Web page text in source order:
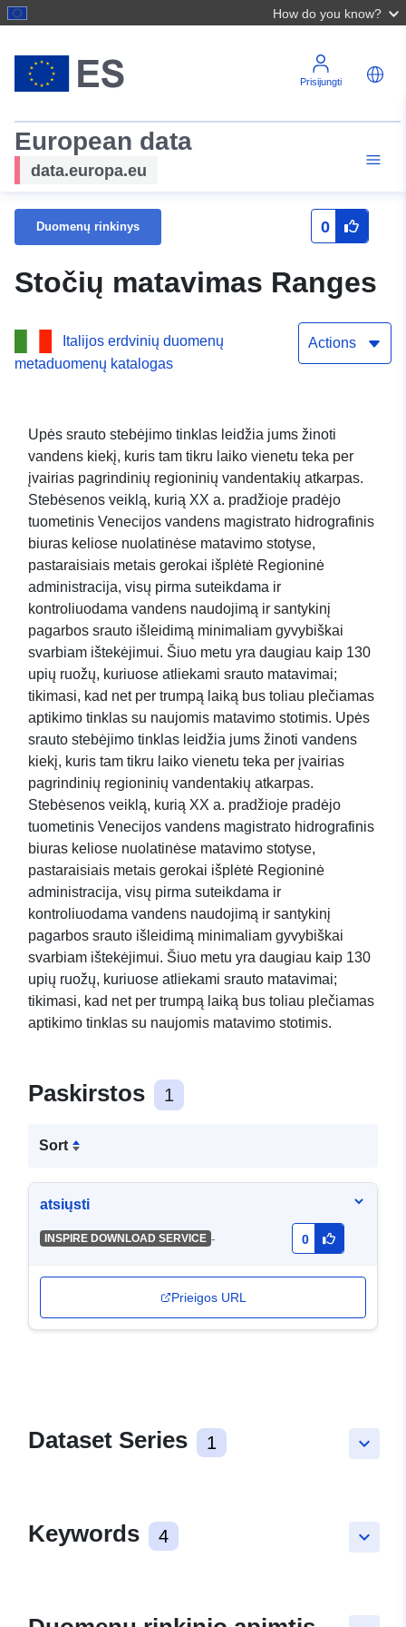
How do you know?
Prisijungti
European data
data.europa.eu
Duomenų rinkinys 0
Stočių matavimas Ranges
Italijos erdvinių duomenų
metaduomenų katalogas
Actions
Upės srauto stebėjimo tinklas leidžia jums žinoti
vandens kiekį, kuris tam tikru laiko vienetu teka per
įvairias pagrindinių regioninių vandentakių atkarpas.
Stebėsenos veiklą, kurią XX a. pradžioje pradėjo
tuometinis Venecijos vandens magistrato hidrografinis
biuras keliose nuolatinėse matavimo stotyse,
pastaraisiais metais gerokai išplėtė Regioninė
administracija, visų pirma suteikdama ir
kontroliuodama vandens naudojimą ir santykinį
pagarbos srauto išleidimą minimaliam gyvybiškai
svarbiam ištekėjimui. Šiuo metu yra daugiau kaip 130
upių ruožų, kuriuose atliekami srauto matavimai;
tikimasi, kad net per trumpą laiką bus toliau plečiamas
aptikimo tinklas su naujomis matavimo stotimis. Upės
srauto stebėjimo tinklas leidžia jums žinoti vandens
kiekį, kuris tam tikru laiko vienetu teka per įvairias
pagrindinių regioninių vandentakių atkarpas.
Stebėsenos veiklą, kurią XX a. pradžioje pradėjo
tuometinis Venecijos vandens magistrato hidrografinis
biuras keliose nuolatinėse matavimo stotyse,
pastaraisiais metais gerokai išplėtė Regioninė
administracija, visų pirma suteikdama ir
kontroliuodama vandens naudojimą ir santykinį
pagarbos srauto išleidimą minimaliam gyvybiškai
svarbiam ištekėjimui. Šiuo metu yra daugiau kaip 130
upių ruožų, kuriuose atliekami srauto matavimai;
tikimasi, kad net per trumpą laiką bus toliau plečiamas
aptikimo tinklas su naujomis matavimo stotimis.
Paskirstos 1
Sort
atsiųsti
INSPIRE DOWNLOAD SERVICE - 0
Prieigos URL
keyboard_arrow_down
Dataset Series 1
keyboard_arrow_down
Keywords 4